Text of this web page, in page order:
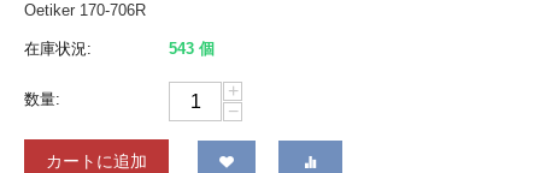
Oetiker 170-706R
在庫状況: 543 個
数量:
+
−
カートに追加